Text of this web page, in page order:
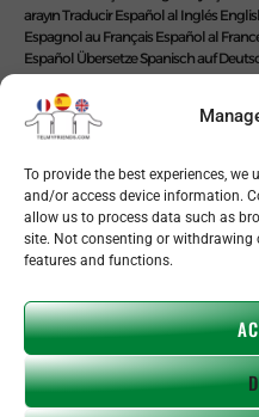
To provide the best experiences,
and/or access device information.
allow us to process data such as
site. Not consenting or withdrawing
features and functions.
arayınTraducir Español al Inglés
Espagnol au Français Español al
Español Übersetze Spanisch auf
SpanischAlemán al EspañolLive
Video Interpreter Language
Spanish
Позвоните на английском языке
Biz
Copyright © 2026